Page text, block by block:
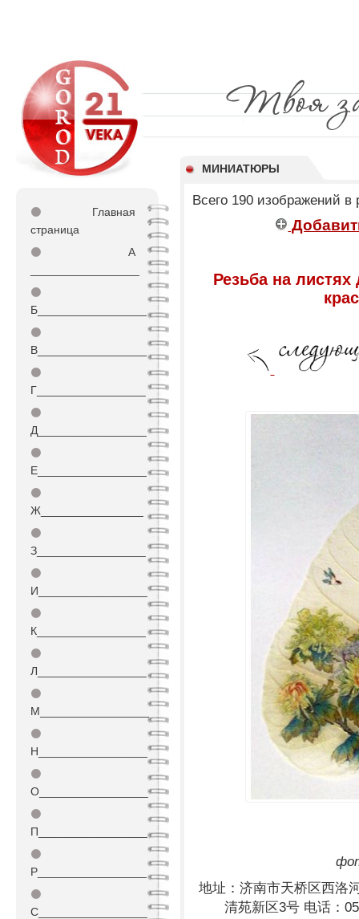
МИНИАТЮРЫ
⚫
Главная
страница
⚫
А
⚫
Б_________________
⚫
В_________________
⚫
Г_________________
⚫
Д_________________
⚫
Е_________________
⚫
Ж________________
⚫
З_________________
⚫
И_________________
⚫
К_________________
⚫
Л_________________
⚫
М_________________
⚫
Н_________________
⚫
О_________________
⚫
П_________________
⚫
Р_________________
⚫
С_________________
Всего 190 изображений
Резьба на
地址：济南市天桥区西洛
清苑新区3号 电话：